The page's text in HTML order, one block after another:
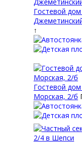
Гостевой
↑
Гостевой
Морская, 2/б